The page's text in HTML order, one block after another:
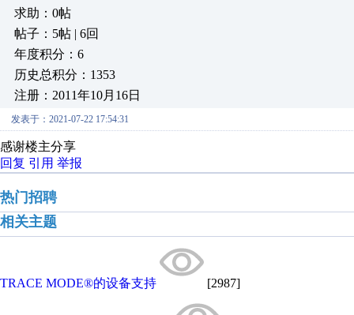
求助：0帖
帖子：5帖 | 6回
年度积分：6
历史总积分：1353
注册：2011年10月16日
发表于：2021-07-22 17:54:31
感谢楼主分享
回复 引用 举报
热门招聘
相关主题
TRACE MODE®的设备支持 [2987]